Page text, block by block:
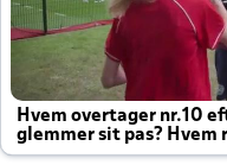
Hvem overtager nr.10
glemmer sit pas? Hvem
altid til efter kampe?